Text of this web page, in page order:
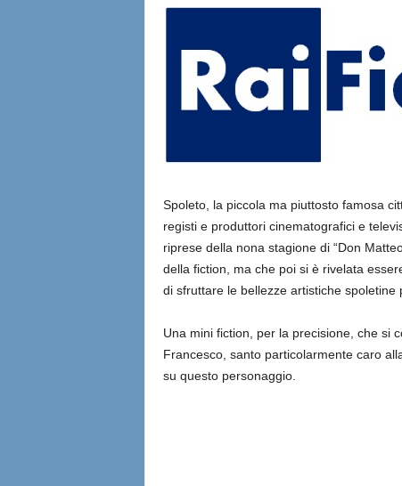
n
Spoleto, la piccola ma piuttosto famosa
registi e produttori cinematografici e
riprese della nona stagione di “Don
della fiction, ma che poi si è rivelata
di sfruttare le bellezze artistiche spoletine
Una mini fiction, per la precisione, che si
Francesco, santo particolarmente caro
su questo personaggio.